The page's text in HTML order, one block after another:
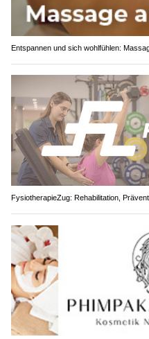
Entspannen und sich wohlfühlen:
FysiotherapieZug: Rehabilitation,